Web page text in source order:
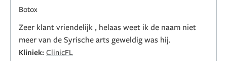
Botox
Zeer klant vriendelijk , helaas weet ik de naam niet
meer van de Syrische arts geweldig was hij.
Kliniek: ClinicFL